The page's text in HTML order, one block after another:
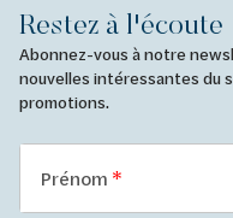
Restez à l'écoute
Abonnez-vous à notre
nouvelles intéressantes du
promotions.
Prénom